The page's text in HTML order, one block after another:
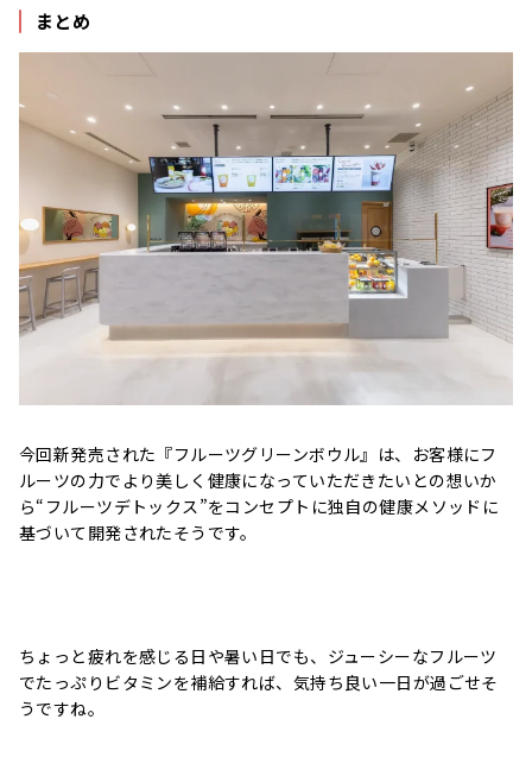
まとめ
今回新発売された『フルーツグリーンボウル』は、お客様にフ
ルーツの力でより美しく健康になっていただきたいとの想いか
ら“フルーツデトックス”をコンセプトに独自の健康メソッドに
基づいて開発されたそうです。
ちょっと疲れを感じる日や暑い日でも、ジューシーなフルーツ
でたっぷりビタミンを補給すれば、気持ち良い一日が過ごせそ
うですね。